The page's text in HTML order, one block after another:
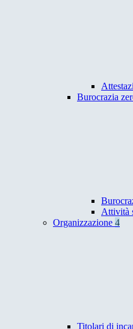
Burocrazia
Attività
Organizzazione 4
Titolari di